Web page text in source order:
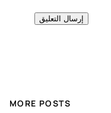
MORE POSTS